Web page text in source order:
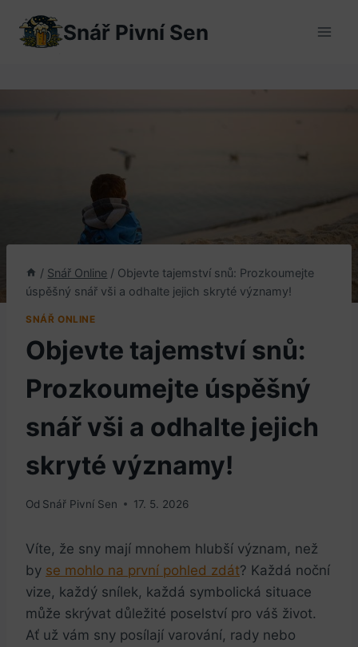
obsah
Snář Pivní Sen
/ Snář Online / Objevte tajemství snů: Prozkoumejte
úspěšný snář vši a odhalte jejich skryté významy!
SNÁŘ ONLINE
Objevte tajemství snů:
Prozkoumejte úspěšný
snář vši a odhalte jejich
skryté významy!
Od Snář Pivní Sen 17. 5. 2026
Víte, že sny mají mnohem hlubší význam, ‍než
by se mohlo⁢ na první pohled zdát? Každá noční
vize, každý snílek, každá symbolická situace
může skrývat⁣ důležité poselství pro váš život.
Ať už vám sny posílají varování, rady ⁢nebo